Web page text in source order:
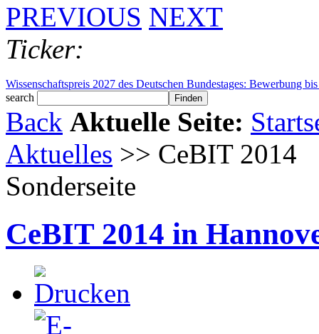
PREVIOUS NEXT
Ticker:
Wissenschaftspreis 2027 des Deutschen Bundestages: Bewerbung
search
Back Aktuelle Seite:
Aktuelles >> CeBIT 2014
Sonderseite
CeBIT 2014 in